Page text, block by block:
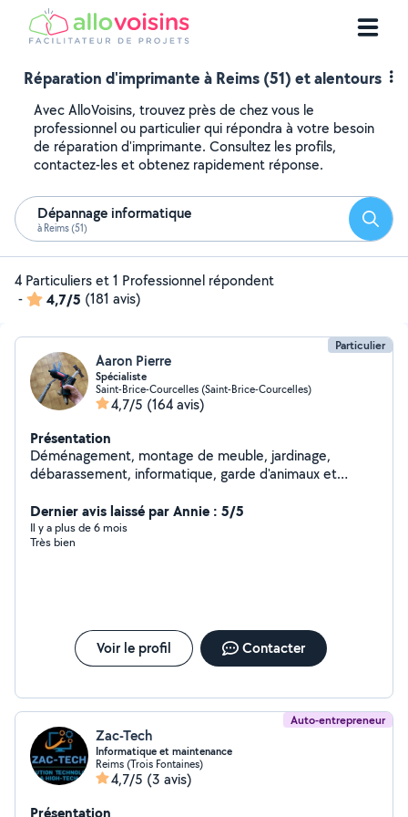
Réparation d'imprimante à Reims (51) et alentours
Avec AlloVoisins, trouvez près de chez vous le
professionnel ou particulier qui répondra à votre besoin
de réparation d'imprimante. Consultez les profils,
contactez-les et obtenez rapidement réponse.
Dépannage informatique
à Reims (51)
4 Particuliers et 1 Professionnel répondent
-
4,7/5 (181 avis)
Particulier
Aaron Pierre
Spécialiste
Saint-Brice-Courcelles (Saint-Brice-Courcelles)
4,7/5 (164 avis)
Présentation
Déménagement, montage de meuble, jardinage,
débarassement, informatique, garde d'animaux et
quelque chose, je sais presque tout faire et même si je
ne sais pas le faire, je trouverai quelqu'un pour vous
aider
Dernier avis laissé par Annie : 5/5
Il y a plus de 6 mois
Très bien
Voir le profil Contacter
Auto-entrepreneur
Zac-Tech
Informatique et maintenance
Reims (Trois Fontaines)
4,7/5 (3 avis)
Présentation